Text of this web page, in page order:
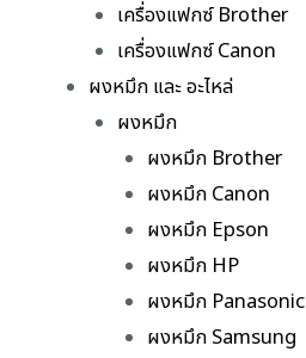
เครื่องแฟกซ์ Brother
เครื่องแฟกซ์ Canon
ผงหมึก และ อะไหล่
ผงหมึก
ผงหมึก Brother
ผงหมึก Canon
ผงหมึก Epson
ผงหมึก HP
ผงหมึก Panasonic
ผงหมึก Samsung